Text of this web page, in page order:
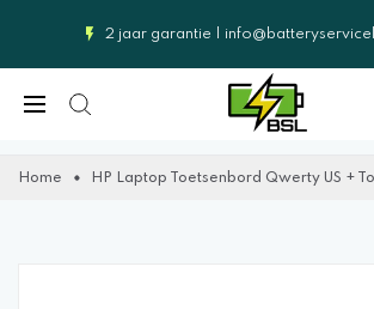
2 jaar garantie |
Home HP Laptop Toetsenbord Qwerty US +